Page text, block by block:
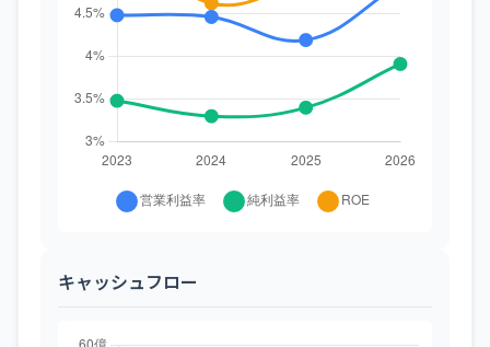
キャッシュフロー